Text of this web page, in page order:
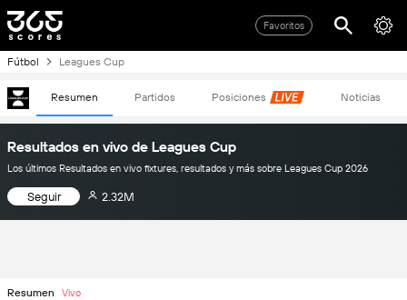
Favoritos
Fútbol Leagues Cup
Resumen Partidos Posiciones Noticias
Resultados en vivo de Leagues Cup
Los últimos Resultados en vivo fixtures, resultados y más sobre Leagues Cup 2026
Seguir 2.32M
Resumen Vivo